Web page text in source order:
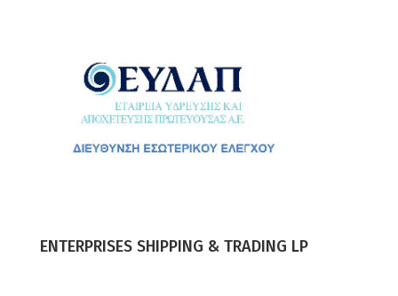
ENTERPRISES SHIPPING & TRADING LP